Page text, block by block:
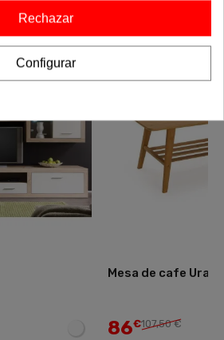
Mesa de cafe Ural
86€107,50 €
-20%
Rechazar
Configurar